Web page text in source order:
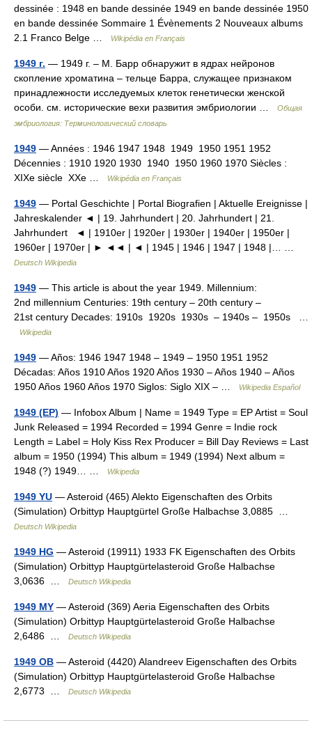
dessinée : 1948 en bande dessinée 1949 en bande dessinée 1950
en bande dessinée Sommaire 1 Évènements 2 Nouveaux albums
2.1 Franco Belge …
Wikipédia en Français
1949 г. — 1949 г. – М. Барр обнаружит в ядрах нейронов
скопление хроматина – тельце Барра, служащее признаком
принадлежности исследуемых клеток генетически женской
особи. см. исторические вехи развития эмбриологии …
Общая
эмбриология: Терминологический словарь
1949 — Années : 1946 1947 1948 1949 1950 1951 1952
Décennies : 1910 1920 1930 1940 1950 1960 1970 Siècles :
XIXe siècle XXe …
Wikipédia en Français
1949 — Portal Geschichte | Portal Biografien | Aktuelle Ereignisse |
Jahreskalender ◄ | 19. Jahrhundert | 20. Jahrhundert | 21.
Jahrhundert ◄ | 1910er | 1920er | 1930er | 1940er | 1950er |
1960er | 1970er | ► ◄◄ | ◄ | 1945 | 1946 | 1947 | 1948 |… …
Deutsch Wikipedia
1949 — This article is about the year 1949. Millennium:
2nd millennium Centuries: 19th century – 20th century –
21st century Decades: 1910s 1920s 1930s – 1940s – 1950s …
Wikipedia
1949 — Años: 1946 1947 1948 – 1949 – 1950 1951 1952
Décadas: Años 1910 Años 1920 Años 1930 – Años 1940 – Años
1950 Años 1960 Años 1970 Siglos: Siglo XIX – …
Wikipedia Español
1949 (EP) — Infobox Album | Name = 1949 Type = EP Artist = Soul
Junk Released = 1994 Recorded = 1994 Genre = Indie rock
Length = Label = Holy Kiss Rex Producer = Bill Day Reviews = Last
album = 1950 (1994) This album = 1949 (1994) Next album =
1948 (?) 1949… …
Wikipedia
1949 YU — Asteroid (465) Alekto Eigenschaften des Orbits
(Simulation) Orbittyp Hauptgürtel Große Halbachse 3,0885 …
Deutsch Wikipedia
1949 HG — Asteroid (19911) 1933 FK Eigenschaften des Orbits
(Simulation) Orbittyp Hauptgürtelasteroid Große Halbachse
3,0636 …
Deutsch Wikipedia
1949 MY — Asteroid (369) Aeria Eigenschaften des Orbits
(Simulation) Orbittyp Hauptgürtelasteroid Große Halbachse
2,6486 …
Deutsch Wikipedia
1949 OB — Asteroid (4420) Alandreev Eigenschaften des Orbits
(Simulation) Orbittyp Hauptgürtelasteroid Große Halbachse
2,6773 …
Deutsch Wikipedia